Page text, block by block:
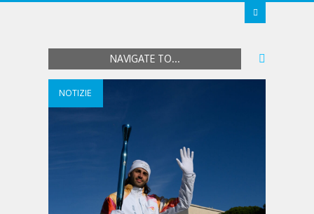
NAVIGATE TO...
NOTIZIE